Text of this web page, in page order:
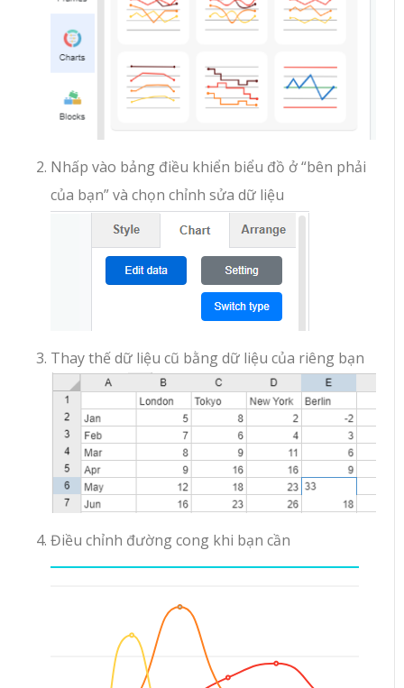
Nhấp vào bảng điều khiển biểu đồ ở “bên phải
của bạn” và chọn chỉnh sửa dữ liệu
Thay thế dữ liệu cũ bằng dữ liệu của riêng bạn
Điều chỉnh đường cong khi bạn cần